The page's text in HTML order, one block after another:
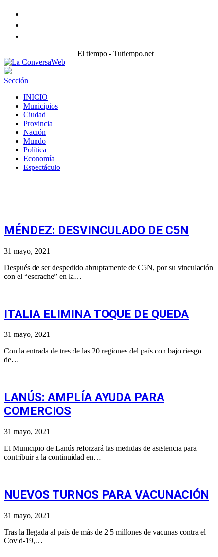
El tiempo - Tutiempo.net
Sección
INICIO
Municipios
Ciudad
Provincia
Nación
Mundo
Política
Economía
Espectáculo
MÉNDEZ: DESVINCULADO DE C5N
31 mayo, 2021
Después de ser despedido abruptamente de C5N, por su vinculación
con el “escrache” en la…
ITALIA ELIMINA TOQUE DE QUEDA
31 mayo, 2021
Con la entrada de tres de las 20 regiones del país con bajo riesgo
de…
LANÚS: AMPLÍA AYUDA PARA
COMERCIOS
31 mayo, 2021
El Municipio de Lanús reforzará las medidas de asistencia para
contribuir a la continuidad en…
NUEVOS TURNOS PARA VACUNACIÓN
31 mayo, 2021
Tras la llegada al país de más de 2.5 millones de vacunas contra el
Covid-19,…